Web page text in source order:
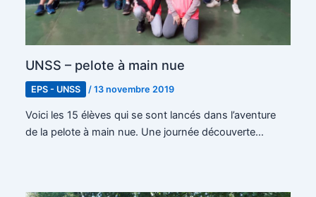
UNSS – pelote à main nue
EPS - UNSS /13 novembre 2019
Voici les 15 élèves qui se sont lancés dans l’aventure
de la pelote à main nue. Une journée découverte…